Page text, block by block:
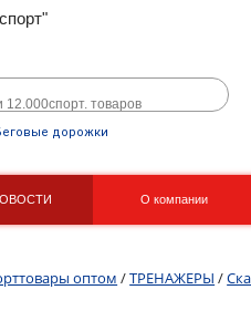
дорожки
О компании
оптом /ТРЕНАЖЕРЫ /